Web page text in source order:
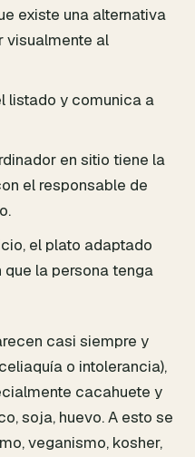
existe una alternativa
visualmente al
listado y comunica a
en sitio tiene la
el responsable de
el plato adaptado
la persona tenga
casi siempre y
o intolerancia),
cacahuete y
soja, huevo. A esto se
veganismo, kosher,